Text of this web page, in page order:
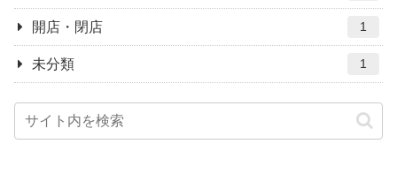
開店・閉店 1
未分類 1